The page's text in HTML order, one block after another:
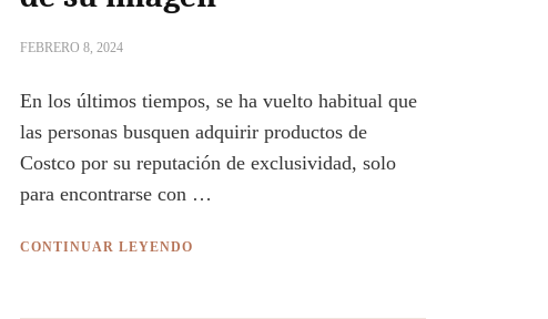
FEBRERO 8, 2024
En los últimos tiempos, se ha vuelto habitual que
las personas busquen adquirir productos de
Costco por su reputación de exclusividad, solo
para encontrarse con …
CONTINUAR LEYENDO